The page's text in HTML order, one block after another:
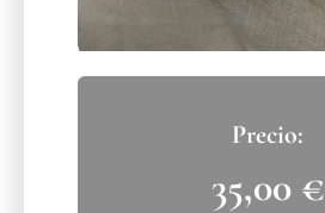
35,00 €